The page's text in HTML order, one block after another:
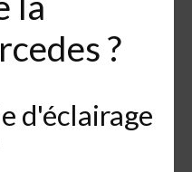
?
d'éclairage